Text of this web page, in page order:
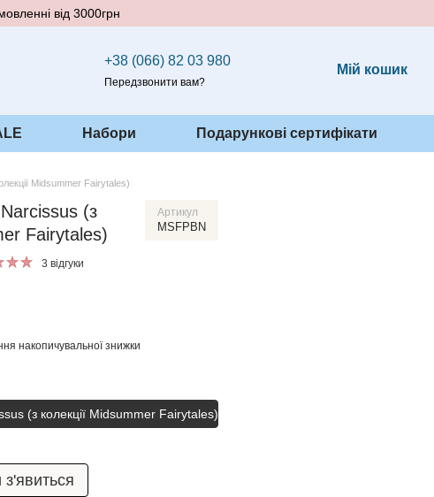
від 3000грн
+38 (066) 82 03 980
Передзвонити вам?
Мій кошик
Набори Подарункові сертифікати
Midsummer Fairytales)
(з
Fairytales)
Артикул
MSFPBN
3 відгуки
накопичувальної знижки
(з колекції Midsummer Fairytales)